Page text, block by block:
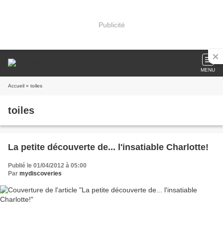
Publicité
MENU
Accueil » toiles
toiles
La petite découverte de... l'insatiable Charlotte!
Publié le 01/04/2012 à 05:00
Par mydiscoveries